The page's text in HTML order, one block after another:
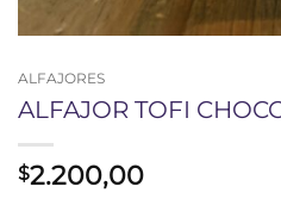
ALFAJORES
ALFAJOR TOFI
$2.200,00